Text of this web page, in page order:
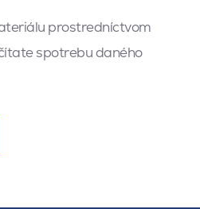
prostredníctvom
spotrebu daného